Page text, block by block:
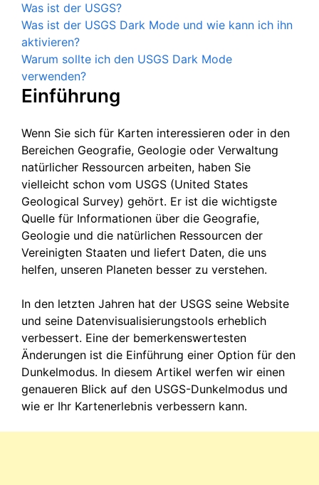
Was ist der USGS?
Was ist der USGS Dark Mode und wie kann ich ihn
aktivieren?
Warum sollte ich den USGS Dark Mode
verwenden?
Einführung
Wenn Sie sich für Karten interessieren oder in den
Bereichen Geografie, Geologie oder Verwaltung
natürlicher Ressourcen arbeiten, haben Sie
vielleicht schon vom USGS (United States
Geological Survey) gehört. Er ist die wichtigste
Quelle für Informationen über die Geografie,
Geologie und die natürlichen Ressourcen der
Vereinigten Staaten und liefert Daten, die uns
helfen, unseren Planeten besser zu verstehen.
In den letzten Jahren hat der USGS seine Website
und seine Datenvisualisierungstools erheblich
verbessert. Eine der bemerkenswertesten
Änderungen ist die Einführung einer Option für den
Dunkelmodus. In diesem Artikel werfen wir einen
genaueren Blick auf den USGS-Dunkelmodus und
wie er Ihr Kartenerlebnis verbessern kann.